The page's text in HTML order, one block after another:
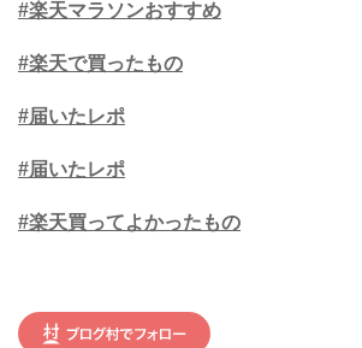
#楽天マラソンおすすめ
#楽天で買ったもの
#届いたレポ
#届いたレポ
#楽天買ってよかったもの